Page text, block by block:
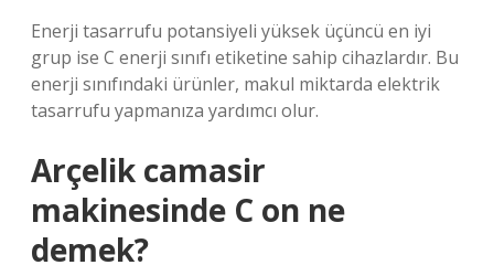
Enerji tasarrufu potansiyeli yüksek üçüncü en iyi
grup ise C enerji sınıfı etiketine sahip cihazlardır. Bu
enerji sınıfındaki ürünler, makul miktarda elektrik
tasarrufu yapmanıza yardımcı olur.
Arçelik camasir
makinesinde C on ne
demek?